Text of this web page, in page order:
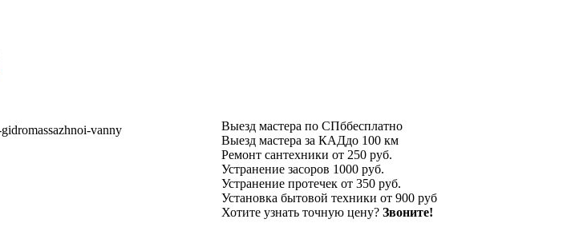
Выезд мастера по СПббесплатно
Выезд мастера за КАДдо 100 км
Ремонт сантехники от 250 руб.
Устранение засоров 1000 руб.
Устранение протечек от 350 руб.
Установка бытовой техники от 900 руб
Хотите узнать точную цену? Звоните!